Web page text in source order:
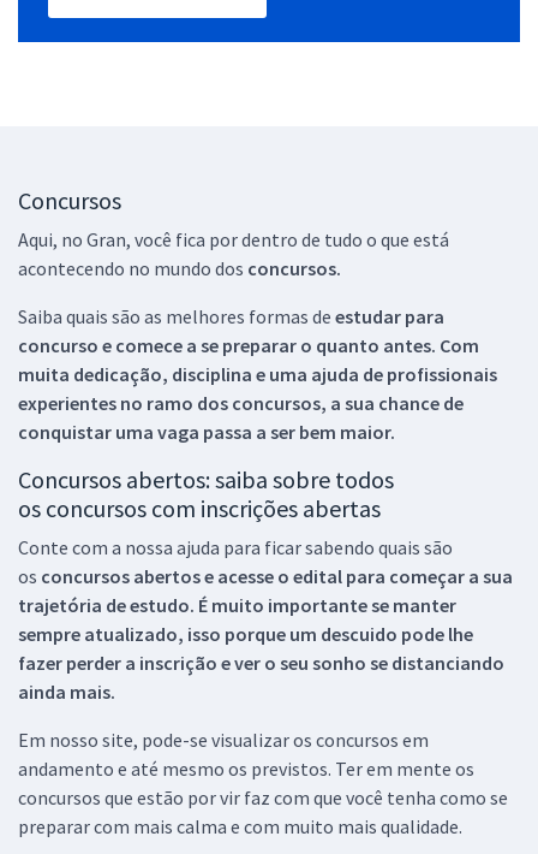
Concursos
Aqui, no Gran, você fica por dentro de tudo o que está
acontecendo no mundo dos concursos.
Saiba quais são as melhores formas de estudar para
concurso e comece a se preparar o quanto antes. Com
muita dedicação, disciplina e uma ajuda de profissionais
experientes no ramo dos concursos, a sua chance de
conquistar uma vaga passa a ser bem maior.
Concursos abertos: saiba sobre todos
os concursos com inscrições abertas
Conte com a nossa ajuda para ficar sabendo quais são
os concursos abertos e acesse o edital para começar a sua
trajetória de estudo. É muito importante se manter
sempre atualizado, isso porque um descuido pode lhe
fazer perder a inscrição e ver o seu sonho se distanciando
ainda mais.
Em nosso site, pode-se visualizar os concursos em
andamento e até mesmo os previstos. Ter em mente os
concursos que estão por vir faz com que você tenha como se
preparar com mais calma e com muito mais qualidade.